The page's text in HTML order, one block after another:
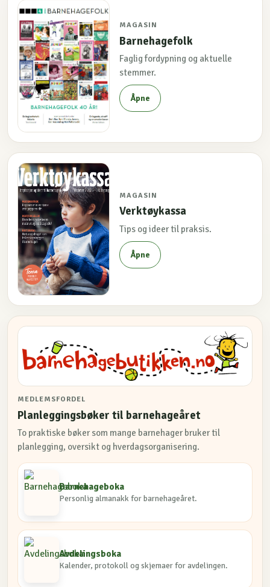
MAGASIN
Barnehagefolk
Faglig fordypning og aktuelle
stemmer.
Åpne
MAGASIN
Verktøykassa
Tips og ideer til praksis.
Åpne
MEDLEMSFORDEL
Planleggingsbøker til barnehageåret
To praktiske bøker som mange barnehager bruker til
planlegging, oversikt og hverdagsorganisering.
Barnehageboka
Personlig almanakk for barnehageåret.
Avdelingsboka
Kalender, protokoll og skjemaer for avdelingen.